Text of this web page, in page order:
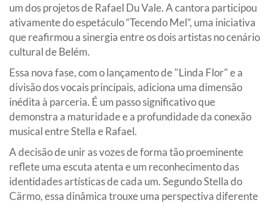
um dos projetos de Rafael Du Vale. A cantora participou
ativamente do espetáculo “Tecendo Mel”, uma iniciativa
que reafirmou a sinergia entre os dois artistas no cenário
cultural de Belém.
Essa nova fase, com o lançamento de "Linda Flor" e a
divisão dos vocais principais, adiciona uma dimensão
inédita à parceria. É um passo significativo que
demonstra a maturidade e a profundidade da conexão
musical entre Stella e Rafael.
A decisão de unir as vozes de forma tão proeminente
reflete uma escuta atenta e um reconhecimento das
identidades artísticas de cada um. Segundo Stella do
Cärmo, essa dinâmica trouxe uma perspectiva diferente